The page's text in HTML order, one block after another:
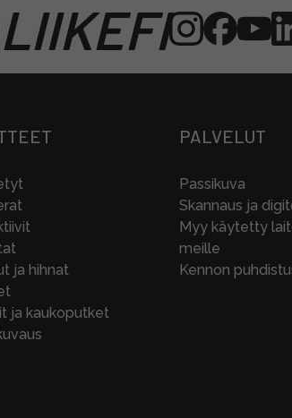
ja hihnat
ja kaukoputket
PALVELUT
Passikuva
Skannaus ja
Myy käytetty
meille
Kennon